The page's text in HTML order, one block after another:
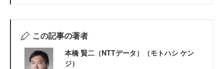
この記事の著者
本橋 賢二（NTTデータ）（モトハシ ケン
ジ）